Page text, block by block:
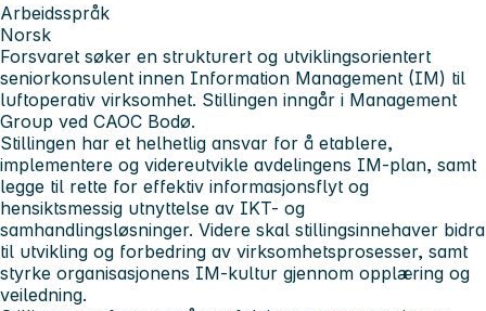
Arbeidsspråk
Norsk
Forsvaret søker en strukturert og utviklingsorientert
seniorkonsulent innen Information Management (IM) til
luftoperativ virksomhet. Stillingen inngår i Management
Group ved CAOC Bodø.
Stillingen har et helhetlig ansvar for å etablere,
implementere og videreutvikle avdelingens IM-plan, samt
legge til rette for effektiv informasjonsflyt og
hensiktsmessig utnyttelse av IKT- og
samhandlingsløsninger. Videre skal stillingsinnehaver bidra
til utvikling og forbedring av virksomhetsprosesser, samt
styrke organisasjonens IM-kultur gjennom opplæring og
veiledning.